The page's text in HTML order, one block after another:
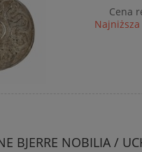
Cena
BJERRE NOBILIA /